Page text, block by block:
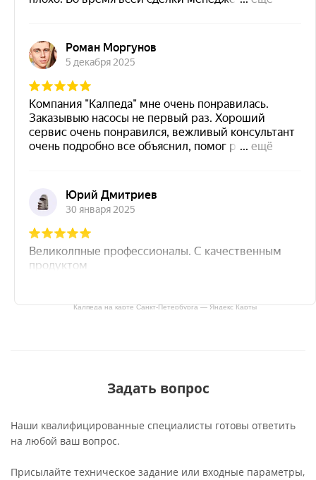
Калпеда на карте Санкт‑Петербурга — Яндекс Карты
Задать вопрос
Наши квалифицированные специалисты готовы ответить
на любой ваш вопрос.
Присылайте техническое задание или входные параметры,